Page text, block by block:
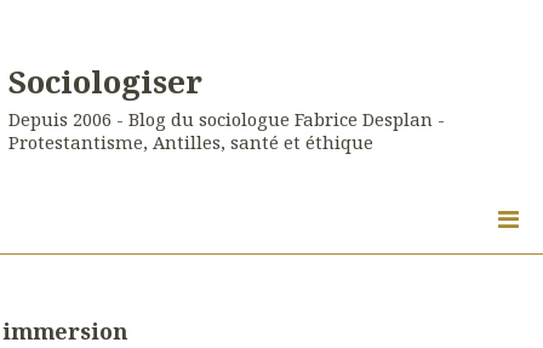
Sociologiser
Depuis 2006 - Blog du sociologue Fabrice Desplan -
Protestantisme, Antilles, santé et éthique
immersion